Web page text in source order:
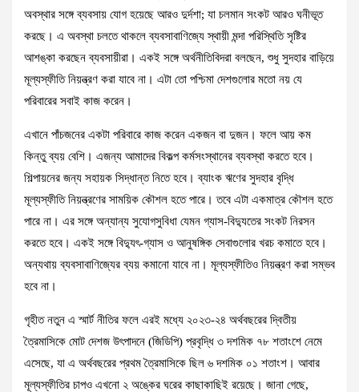
অবস্থার সঙ্গে ব্যবসায় যোগ হয়েছে আরও দুর্দশা; যা চলমান সংকট আরও ঘনীভূত
করছে। এ অবস্থা চলতে থাকলে ব্যবসাবাণিজ্যে স্থায়ী মন্দা পরিস্থিতি সৃষ্টির
আশঙ্কা করছেন ব্যবসায়ীরা। একই সঙ্গে অর্থনীতিবিদরা বলছেন, শুধু সুদহার বাড়িয়ে
মূল্যস্ফীতি নিয়ন্ত্রণ করা যাবে না। এটা তো পশ্চিমা দেশগুলোর মতো নয় যে
পরিবারের সবাই কাজ করেন।
এখানে পাঁচজনের একটা পরিবারে কাজ করেন একজন বা দুজন। ফলে আয় কম
কিন্তু ব্যয় বেশি। এজন্য আমাদের বিকল্প কর্মসংস্থানের ব্যবস্থা করতে হবে।
শিল্পায়নের জন্য সহায়ক সিদ্ধান্ত নিতে হবে। ব্যাংক ঋণের সুদহার বৃদ্ধি
মূল্যস্ফীতি নিয়ন্ত্রণের সাময়িক কৌশল হতে পারে। তবে এটা একমাত্র কৌশল হতে
পারে না। এর সঙ্গে অন্যান্য সুযোগসুবিধা যেমন গ্যাস-বিদ্যুতের সংকট নিরসন
করতে হবে। একই সঙ্গে বিদ্যুৎ-গ্যাস ও আনুষঙ্গিক সেবাগুলোর খরচ কমাতে হবে।
অন্যথায় ব্যবসাবাণিজ্যের ব্যয় কমানো যাবে না। মূল্যস্ফীতিও নিয়ন্ত্রণ করা সম্ভব
হবে না।
গৃহীত নতুন এ স্মার্ট নীতির ফলে এরই মধ্যে ২০২৩-২৪ অর্থবছরের দ্বিতীয়
ত্রৈমাসিকে মোট দেশজ উৎপাদনে (জিডিপি) প্রবৃদ্ধি ৩ দশমিক ৭৮ শতাংশে নেমে
এসেছে, যা এ অর্থবছরের প্রথম ত্রৈমাসিকে ছিল ৬ দশমিক ০১ শতাংশ। আবার
মূল্যস্ফীতির চাপও এখনো ২ অঙ্কের ঘরের কাছাকাছিই রয়েছে। জানা গেছে,